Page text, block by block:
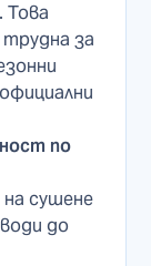
Това
за
по
сушене
до